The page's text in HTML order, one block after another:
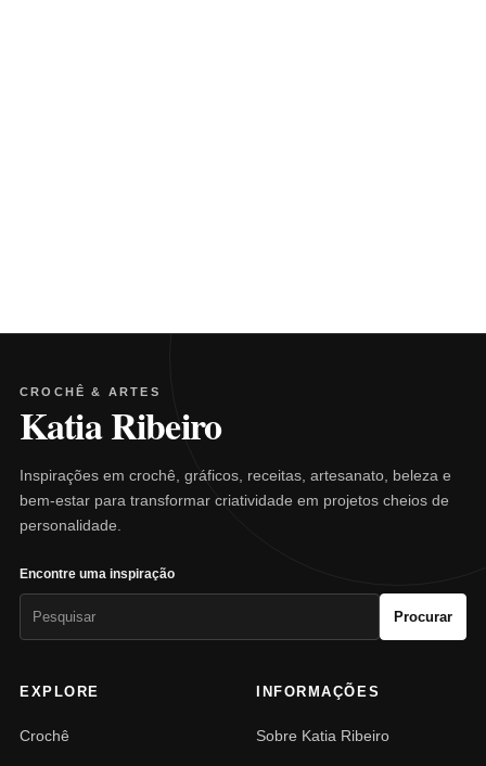
CROCHÊ & ARTES
Katia Ribeiro
Inspirações em crochê, gráficos, receitas, artesanato, beleza e
bem-estar para transformar criatividade em projetos cheios de
personalidade.
Encontre uma inspiração
Procurar
EXPLORE
Crochê
INFORMAÇÕES
Sobre Katia Ribeiro